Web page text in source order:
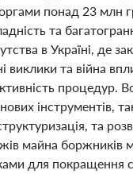
понад 23 млн
та
в Україні, де
виклики та війна
процедур.
інструментів,
та
майна боржників
для покращення